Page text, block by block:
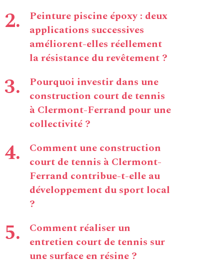
Peinture piscine époxy : deux
applications successives
améliorent-elles réellement
la résistance du revêtement ?
Pourquoi investir dans une
construction court de tennis
à Clermont-Ferrand pour une
collectivité ?
Comment une construction
court de tennis à Clermont-
Ferrand contribue-t-elle au
développement du sport local
?
Comment réaliser un
entretien court de tennis sur
une surface en résine ?